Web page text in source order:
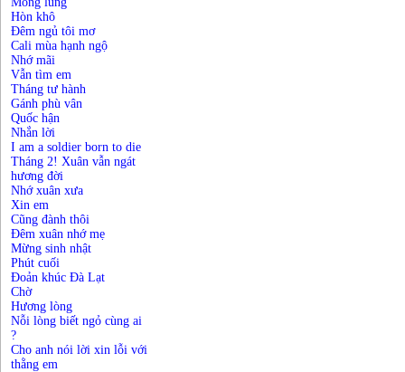
Hòn khô
Đêm ngủ tôi mơ
Cali mùa hạnh ngộ
Nhớ mãi
Vẫn tìm em
Tháng tư hành
Gánh phù vân
Quốc hận
Nhắn lời
I am a soldier born to die
Tháng 2! Xuân vẫn ngát
hương đời
Nhớ xuân xưa
Xin em
Cũng đành thôi
Đêm xuân nhớ mẹ
Mừng sinh nhật
Phút cuối
Đoản khúc Đà Lạt
Chờ
Hương lòng
Nỗi lòng biết ngỏ cùng ai
?
Cho anh nói lời xin lỗi với
thằng em